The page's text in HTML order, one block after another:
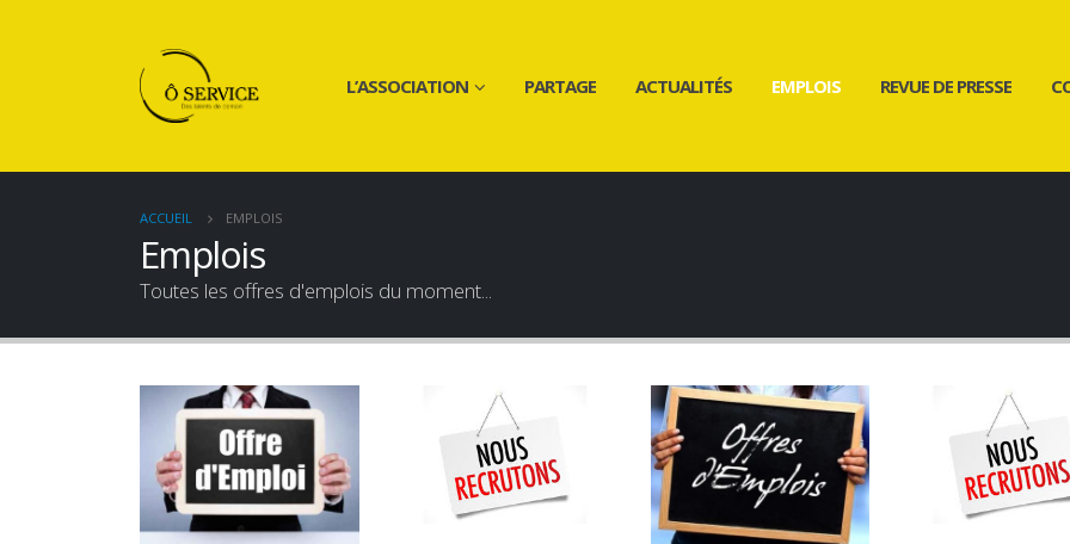
L’ASSOCIATION PARTAGE ACTUALITÉS EMPLOIS REVUE DE PRESSE
ACCUEIL EMPLOIS
Emplois
Toutes les offres d'emplois du moment...